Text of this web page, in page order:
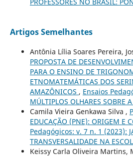
PROFESSORES NO BRASIL:
Artigos Semelhantes
Antônia Lília Soares Pereira,
PROPOSTA DE
PARA O ENSINO DE
ETNOMATEMÁTICAS DOS
AMAZÔNICOS , Ensaios
MÚLTIPLOS OLHARES SOBRE
Camila Vieira Genkawa Silva ,
EDUCAÇÃO (PNE): ORIGEM E
Pedagógicos: v. 7 n. 1 (2023):
TRANSVERSALIDADE NA
Keissy Carla Oliveira Martins,